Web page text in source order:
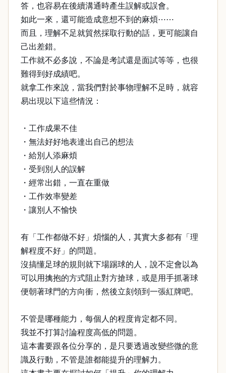
答，也容易在後續溝通時產生誤解或誤會。
如此一來，還可能造成意想不到的麻煩⋯⋯
而且，理解不足就貿然採取行動的話，更可能讓自
己出差錯。
工作就不必多說，不論是考試還是面試等等，也很
難得到好成績吧。
就拿工作來說，當我們對於事物理解不足時，就容
易出現以下這些情況：
・工作成果不佳
・無法好好地表達出自己的想法
・給別人添麻煩
・受到別人的誤解
・經常出錯，一直在重做
・工作效率變差
・讓別人不愉快
有「工作都做不好」煩惱的人，其實大多都有「理
解程度不好」的問題。
沒搞懂足球的規則就下場踢球的人，說不定會以為
可以用擒抱的方式阻止對方搶球，或是用手抓著球
便朝著球門的方向衝，然後立刻領到一張紅牌吧。
不管是哪種能力，每個人的程度肯定都不同。
我並不打算討論程度高低的問題。
這本書要跟各位分享的，是只要透過改變些微的意
識及行動，不管是誰都能提升的理解力。